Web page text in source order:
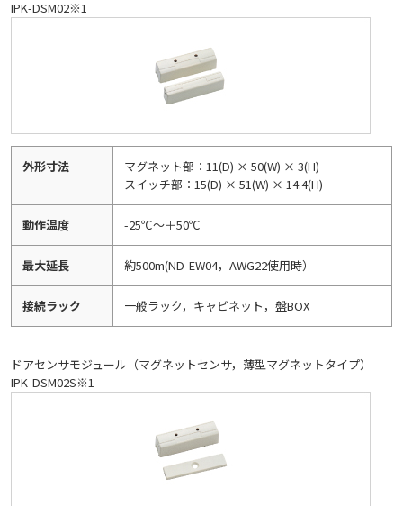
IPK-DSM02※1
外形寸法
マグネット部：11(D) × 50(W) × 3(H)
スイッチ部：15(D) × 51(W) × 14.4(H)
動作温度 -25℃～＋50℃
最大延長 約500m(ND-EW04，AWG22使用時）
接続ラック 一般ラック，キャビネット，盤BOX
ドアセンサモジュール（マグネットセンサ，薄型マグネットタイプ）
IPK-DSM02S※1